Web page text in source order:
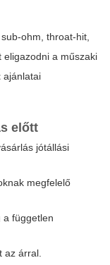
ohm, throat-hit,
a műszaki
ajánlatai
előtt
jótállási
megfelelő
a független
az árral.